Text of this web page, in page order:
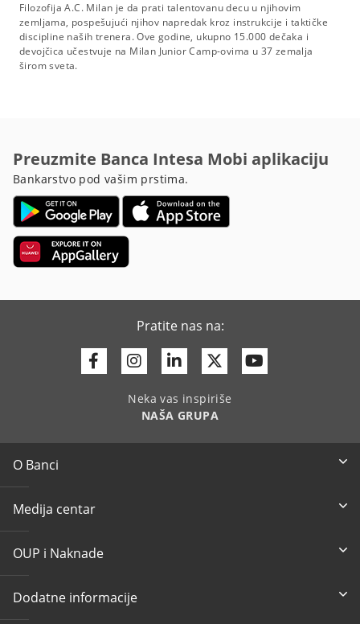
Filozofija A.C. Milan je da prati talentovanu decu u njihovim
zemljama, pospešujući njihov napredak kroz instrukcije i taktičke
discipline naših trenera. Ove godine, ukupno 15.000 dečaka i
devojčica učestvuje na Milan Junior Camp-ovima u 37 zemalja
širom sveta.
Preuzmite Banca Intesa Mobi aplikaciju
Bankarstvo pod vašim prstima.
Pratite nas na:
FacebookInstagram
LinkedinTwitter
Neka vas inspiriše
NAŠA GRUPA
O Banci
Medija centar
OUP i Naknade
Dodatne informacije